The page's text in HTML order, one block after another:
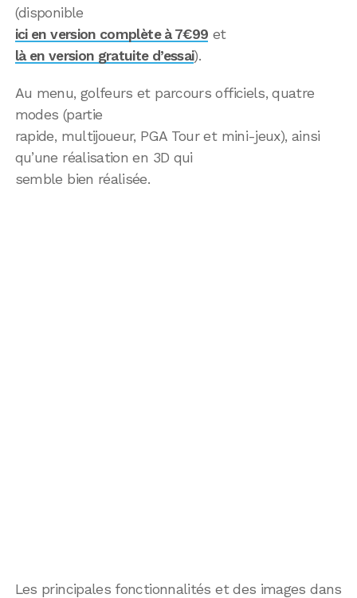
(disponible
ici en version complète à 7€99 et
là en version gratuite d’essai).
Au menu, golfeurs et parcours officiels, quatre
modes (partie
rapide, multijoueur, PGA Tour et mini-jeux), ainsi
qu’une réalisation en 3D qui
semble bien réalisée.
Les principales fonctionnalités et des images dans